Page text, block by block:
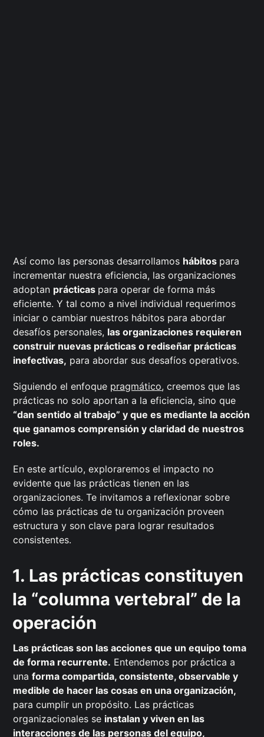
Así como las personas desarrollamos hábitos para
incrementar nuestra eficiencia, las organizaciones
adoptan prácticas para operar de forma más
eficiente. Y tal como a nivel individual requerimos
iniciar o cambiar nuestros hábitos para abordar
desafíos personales, las organizaciones requieren
construir nuevas prácticas o rediseñar prácticas
inefectivas, para abordar sus desafíos operativos.
Siguiendo el enfoque pragmático, creemos que las
prácticas no solo aportan a la eficiencia, sino que
“dan sentido al trabajo” y que es mediante la acción
que ganamos comprensión y claridad de nuestros
roles.
En este artículo, exploraremos el impacto no
evidente que las prácticas tienen en las
organizaciones. Te invitamos a reflexionar sobre
cómo las prácticas de tu organización proveen
estructura y son clave para lograr resultados
consistentes.
1. Las prácticas constituyen
la “columna vertebral” de la
operación
Las prácticas son las acciones que un equipo toma
de forma recurrente. Entendemos por práctica a
unaforma compartida, consistente, observable y
medible de hacer las cosas en una organización,
para cumplir un propósito. Las prácticas
organizacionales se instalan y viven en las
interacciones de las personas del equipo,